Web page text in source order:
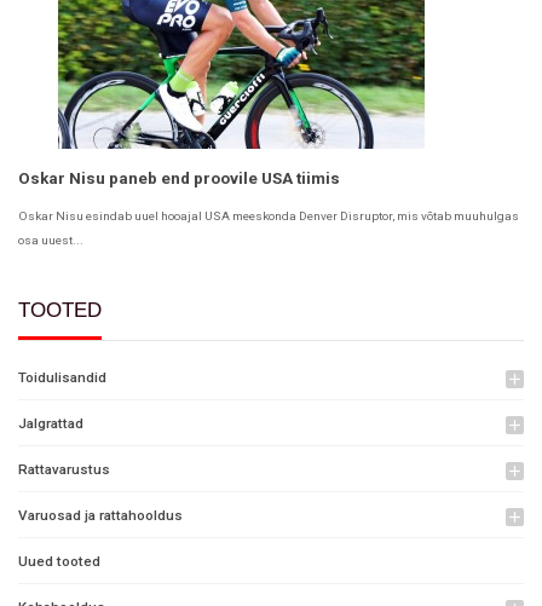
Oskar Nisu paneb end proovile USA tiimis
Oskar Nisu esindab uuel hooajal USA meeskonda Denver Disruptor, mis võtab muuhulgas
osa uuest...
TOOTED
Toidulisandid add
Jalgrattad add
Rattavarustus add
Varuosad ja rattahooldus add
Uued tooted